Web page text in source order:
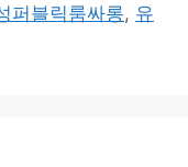
퍼블릭룸싸롱, 유